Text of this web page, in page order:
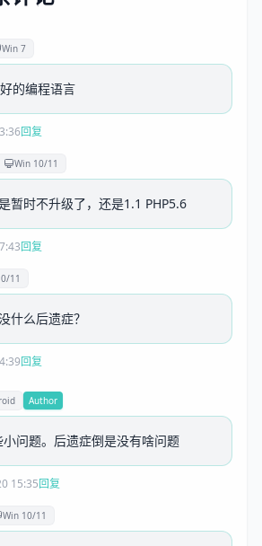
Win 7
的编程语言
回复
Win 10/11
暂时不升级了，还是1.1 PHP5.6
回复
11
什么后遗症？
回复
Author
小问题。后遗症倒是没有啥问题
15:35回复
Win 10/11